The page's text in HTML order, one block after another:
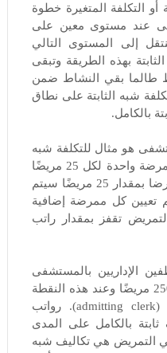
أو التكلفة المتغيرة خطوة
عند مستوى معين على
إلى المستوى التالي
بهذه الطريقة وتبقى
فقط طالما بقي النشاط ضمن
شبه الثابتة على نطاق
بالكامل.
هو مثال للتكلفة شبه
الثابتة. يحتاج المستشفى إلى ممرضة واحدة لكل 25 مريضًا
لذلك في كل مرة يزداد فيها المرضا بمقدار 25 مريضًا سيتم
تعيين كل ممرضة إضافية
تقفز بمقدار راتب
الإداريين بالمستشفى
ثابتة حتى يزداد المرضا بمقدار 250 مريضًا وعند هذه النقطة
هناك حاجة إلى كاتب إضافي (admitting clerk). رواتب
ثابتة بالكامل على المدى
التمريض هي تكاليف شبه